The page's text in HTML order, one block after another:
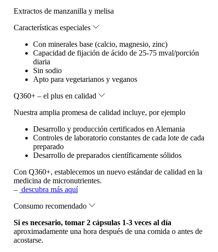
Extractos de manzanilla y melisa
Características especiales
Con minerales base (calcio, magnesio, zinc)
Capacidad de fijación de ácido de 25-75 mval/porción
diaria
Sin sodio
Apto para vegetarianos y veganos
Q360+ – el plus en calidad
Nuestra amplia promesa de calidad incluye, por ejemplo
Desarrollo y producción certificados en Alemania
Controles de laboratorio constantes de cada lote de cada
preparado
Desarrollo de preparados científicamente sólidos
Con Q360+, establecemos un nuevo estándar de calidad en la
medicina de micronutrientes.
– descubra más aquí
Consumo recomendado
Si es necesario, tomar 2 cápsulas 1-3 veces al día
aproximadamente una hora después de una comida o antes de
acostarse.